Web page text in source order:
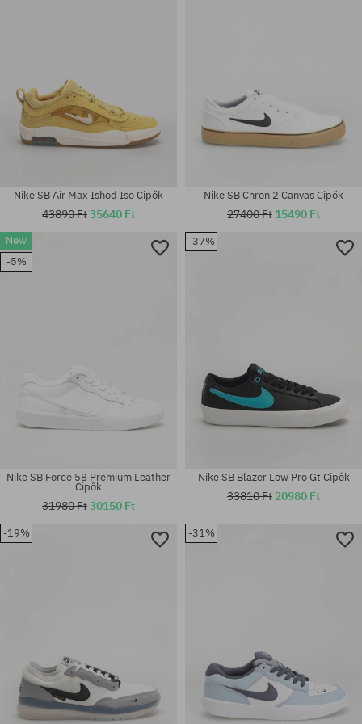
Elérhető méretek:
40; 40.5; 41; 42; 42.5; 44.5; 45;
45.5; 46; 47.5
Nike SB Air Max Ishod Iso Cipők
43890 Ft35640 Ft
Nike SB Chron 2 Canvas Cipők
27400 Ft 15490 Ft
New
-5%
Nike SB Force 58 Premium Leather
Cipők
31980 Ft30150 Ft
-37%
Nike SB Blazer Low Pro Gt Cipők
33810 Ft 20980 Ft
-19% -31%